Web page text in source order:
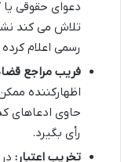
دعوای حقوقی یا
تلاش می کند
رسمی اعلام
فریب مراجع
اظهارکننده
حاوی ادعاهای
رأی بگیرد.
تخریب اعتبار: